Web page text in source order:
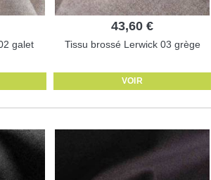
galet
43,60 €
Tissu brossé Lerwick 03 grège
VOIR